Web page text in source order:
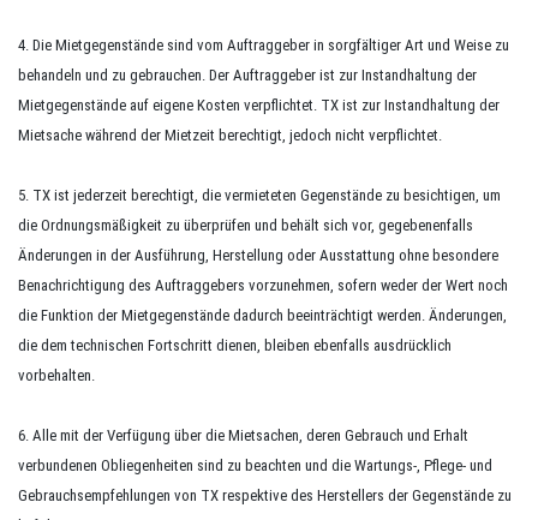
4. Die Mietgegenstände sind vom Auftraggeber in sorgfältiger Art und Weise zu
behandeln und zu gebrauchen. Der Auftraggeber ist zur Instandhaltung der
Mietgegenstände auf eigene Kosten verpflichtet. TX ist zur Instandhaltung der
Mietsache während der Mietzeit berechtigt, jedoch nicht verpflichtet.
5. TX ist jederzeit berechtigt, die vermieteten Gegenstände zu besichtigen, um
die Ordnungsmäßigkeit zu überprüfen und behält sich vor, gegebenenfalls
Änderungen in der Ausführung, Herstellung oder Ausstattung ohne besondere
Benachrichtigung des Auftraggebers vorzunehmen, sofern weder der Wert noch
die Funktion der Mietgegenstände dadurch beeinträchtigt werden. Änderungen,
die dem technischen Fortschritt dienen, bleiben ebenfalls ausdrücklich
vorbehalten.
6. Alle mit der Verfügung über die Mietsachen, deren Gebrauch und Erhalt
verbundenen Obliegenheiten sind zu beachten und die Wartungs-, Pflege- und
Gebrauchsempfehlungen von TX respektive des Herstellers der Gegenstände zu